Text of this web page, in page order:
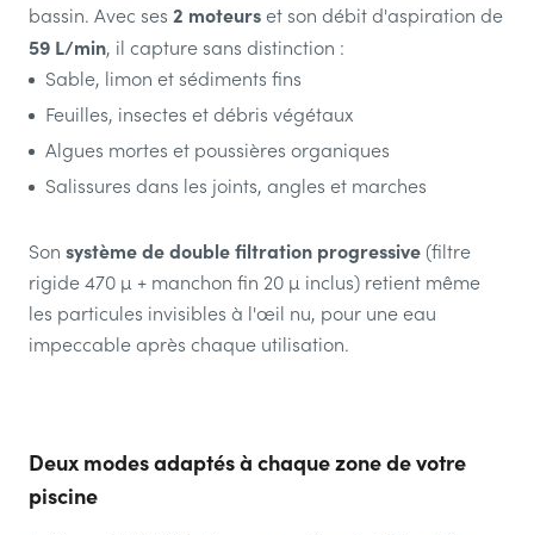
bassin. Avec ses 2 moteurset son débit d'aspiration de
59 L/min, il capture sans distinction :
Sable, limon et sédiments fins
Feuilles, insectes et débris végétaux
Algues mortes et poussières organiques
Salissures dans les joints, angles et marches
Son système de double filtration progressive (filtre
rigide 470 µ + manchon fin 20 µ inclus) retient même
les particules invisibles à l'œil nu, pour une eau
impeccable après chaque utilisation.
Deux modes adaptés à chaque zone de votre
piscine